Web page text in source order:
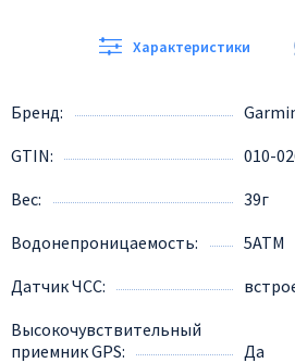
Характеристики
Бренд
GTIN
010-
Вес
39г
Водонепроницаемость
5ATM
Датчик ЧСС
Высокочувствительный
приемник GPS
Да